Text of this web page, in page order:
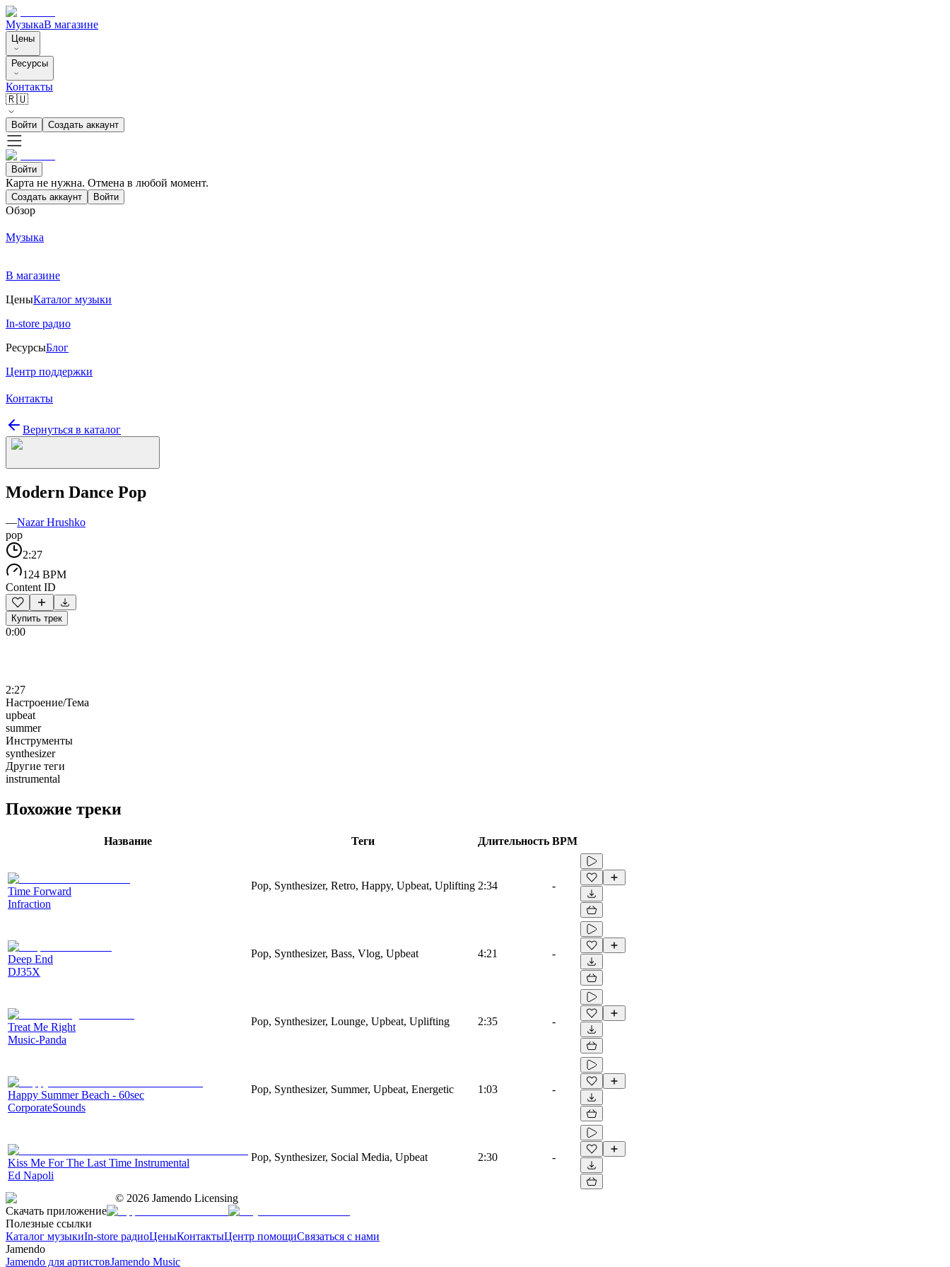
МузыкаВ магазине
Цены
Ресурсы
Контакты
🇷🇺
Войти Создать аккаунт
Войти
Карта не нужна. Отмена в любой момент.
Создать аккаунт Войти
Обзор
Музыка
В магазине
ЦеныКаталог музыки
In-store радио
РесурсыБлог
Центр поддержки
Контакты
Вернуться в каталог
Modern Dance Pop
—Nazar Hrushko
pop
2:27
124 BPM
Content ID
Купить трек
0:00
2:27
Настроение/Тема
upbeat
summer
Инструменты
synthesizer
Другие теги
instrumental
Похожие треки
Название Теги Длительность BPM
Time Forward
Infraction
Pop, Synthesizer, Retro, Happy, Upbeat, Uplifting 2:34 -
Deep End
DJ35X
Pop, Synthesizer, Bass, Vlog, Upbeat 4:21 -
Treat Me Right
Music-Panda
Pop, Synthesizer, Lounge, Upbeat, Uplifting 2:35 -
Happy Summer Beach - 60sec
CorporateSounds
Pop, Synthesizer, Summer, Upbeat, Energetic 1:03 -
Kiss Me For The Last Time Instrumental
Ed Napoli
Pop, Synthesizer, Social Media, Upbeat 2:30 -
© 2026 Jamendo Licensing
Скачать приложение
Полезные ссылки
Каталог музыкиIn-store радиоЦеныКонтактыЦентр помощиСвязаться с нами
Jamendo
Jamendo для артистовJamendo Music